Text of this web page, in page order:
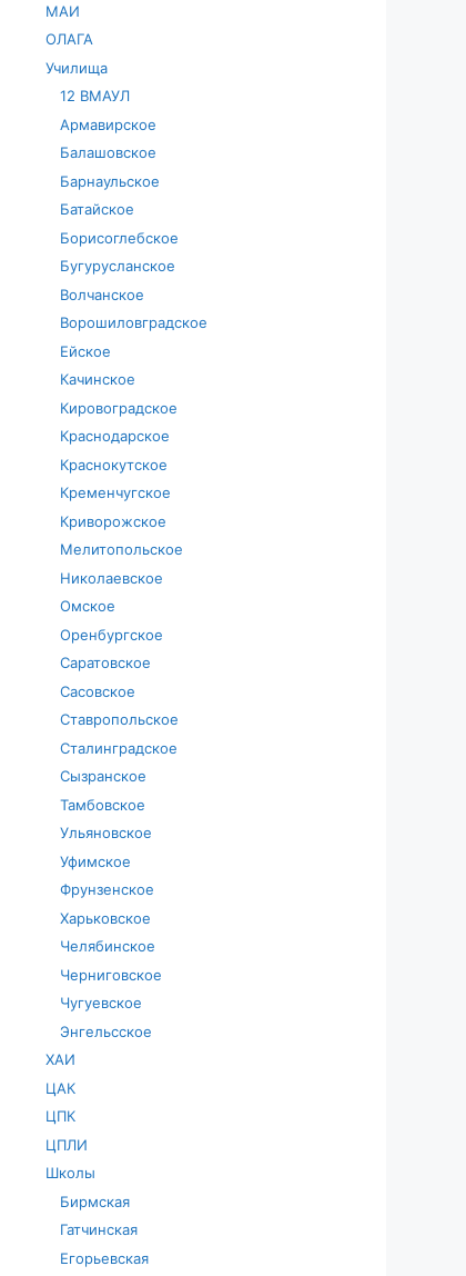
МАИ
ОЛАГА
Училища
12 ВМАУЛ
Армавирское
Балашовское
Барнаульское
Батайское
Борисоглебское
Бугурусланское
Волчанское
Ворошиловградское
Ейское
Качинское
Кировоградское
Краснодарское
Краснокутское
Кременчугское
Криворожское
Мелитопольское
Николаевское
Омское
Оренбургское
Саратовское
Сасовское
Ставропольское
Сталинградское
Сызранское
Тамбовское
Ульяновское
Уфимское
Фрунзенское
Харьковское
Челябинское
Черниговское
Чугуевское
Энгельсское
ХАИ
ЦАК
ЦПК
ЦПЛИ
Школы
Бирмская
Гатчинская
Егорьевская